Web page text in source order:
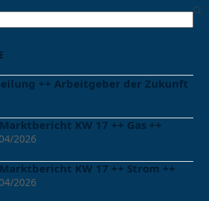
++ Arbeitgeber der Zukunft
KW 17 ++ Gas ++
2026
KW 17 ++ Strom ++
2026